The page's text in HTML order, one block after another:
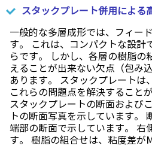
スタックプレート併用による
一般的な多層成形では、フィー
す。 これは、コンパクトな設計
らです。 しかし、各層の樹脂の
えることが出来ない欠点（包み
あります。 スタックプレートは
これらの問題点を解決すること
スタックプレートの断面および
トの断面写真を示しています。
端部の断面で示しています。 右
す。 樹脂の組合せは、粘度差が